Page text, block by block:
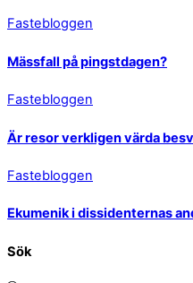
Fastebloggen
Mässfall på pingstdagen?
Fastebloggen
Är resor verkligen värda
Fastebloggen
Ekumenik i dissidenternas
Sök